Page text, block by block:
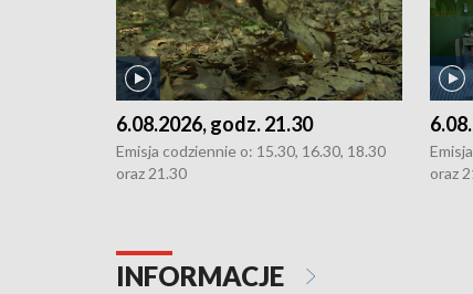
6.08.2026, godz. 21.30
Emisja codziennie o: 15.30, 16.30, 18.30
oraz 21.30
oraz
INFORMACJE